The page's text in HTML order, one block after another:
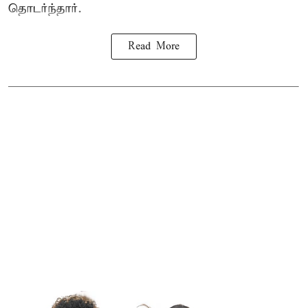
தொடர்ந்தார்.
Read More